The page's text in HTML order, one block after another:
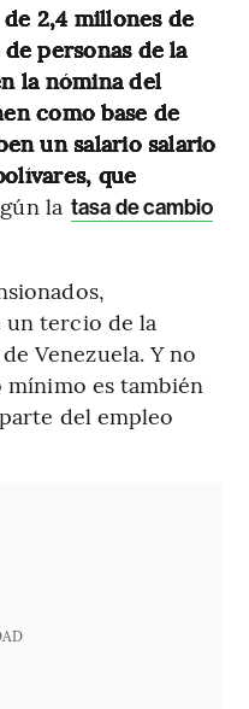
2,4 millones de
personas de la
la nómina del
como base de
un salario salario
que
la tasa de cambio
tercio de la
Venezuela. Y no
mínimo es también
del empleo